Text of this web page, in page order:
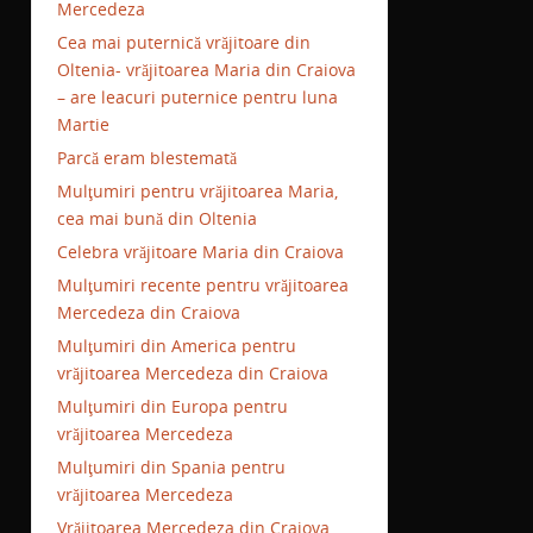
Mercedeza
Cea mai puternică vrăjitoare din
Oltenia- vrăjitoarea Maria din Craiova
– are leacuri puternice pentru luna
Martie
Parcă eram blestemată
Mulţumiri pentru vrăjitoarea Maria,
cea mai bună din Oltenia
Celebra vrăjitoare Maria din Craiova
Mulţumiri recente pentru vrăjitoarea
Mercedeza din Craiova
Mulţumiri din America pentru
vrăjitoarea Mercedeza din Craiova
Mulţumiri din Europa pentru
vrăjitoarea Mercedeza
Mulţumiri din Spania pentru
vrăjitoarea Mercedeza
Vrăjitoarea Mercedeza din Craiova